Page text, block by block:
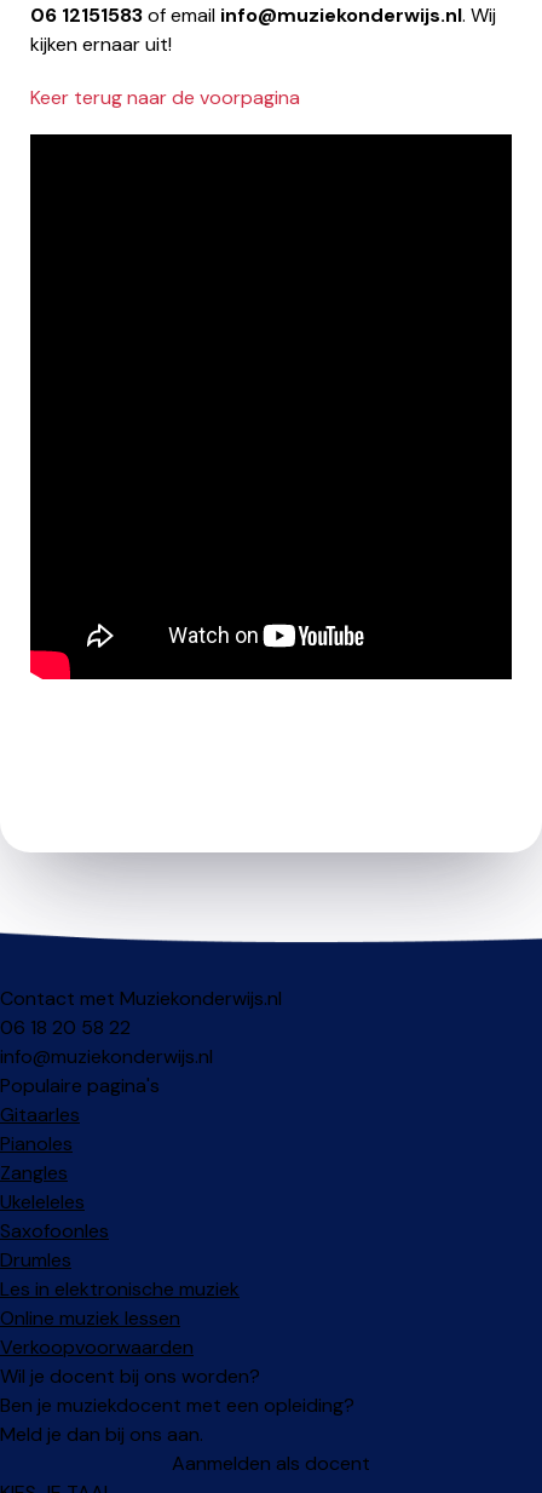
06 12151583of email info@muziekonderwijs.nl. Wij
kijken ernaar uit!
Keer terug naar de voorpagina
Contact met Muziekonderwijs.nl
06 18 20 58 22
info@muziekonderwijs.nl
Populaire pagina's
Gitaarles
Pianoles
Zangles
Ukeleleles
Saxofoonles
Drumles
Les in elektronische muziek
Online muziek lessen
Verkoopvoorwaarden
Wil je docent bij ons worden?
Ben je muziekdocent met een opleiding?
Meld je dan bij ons aan.
Aanmelden als docent